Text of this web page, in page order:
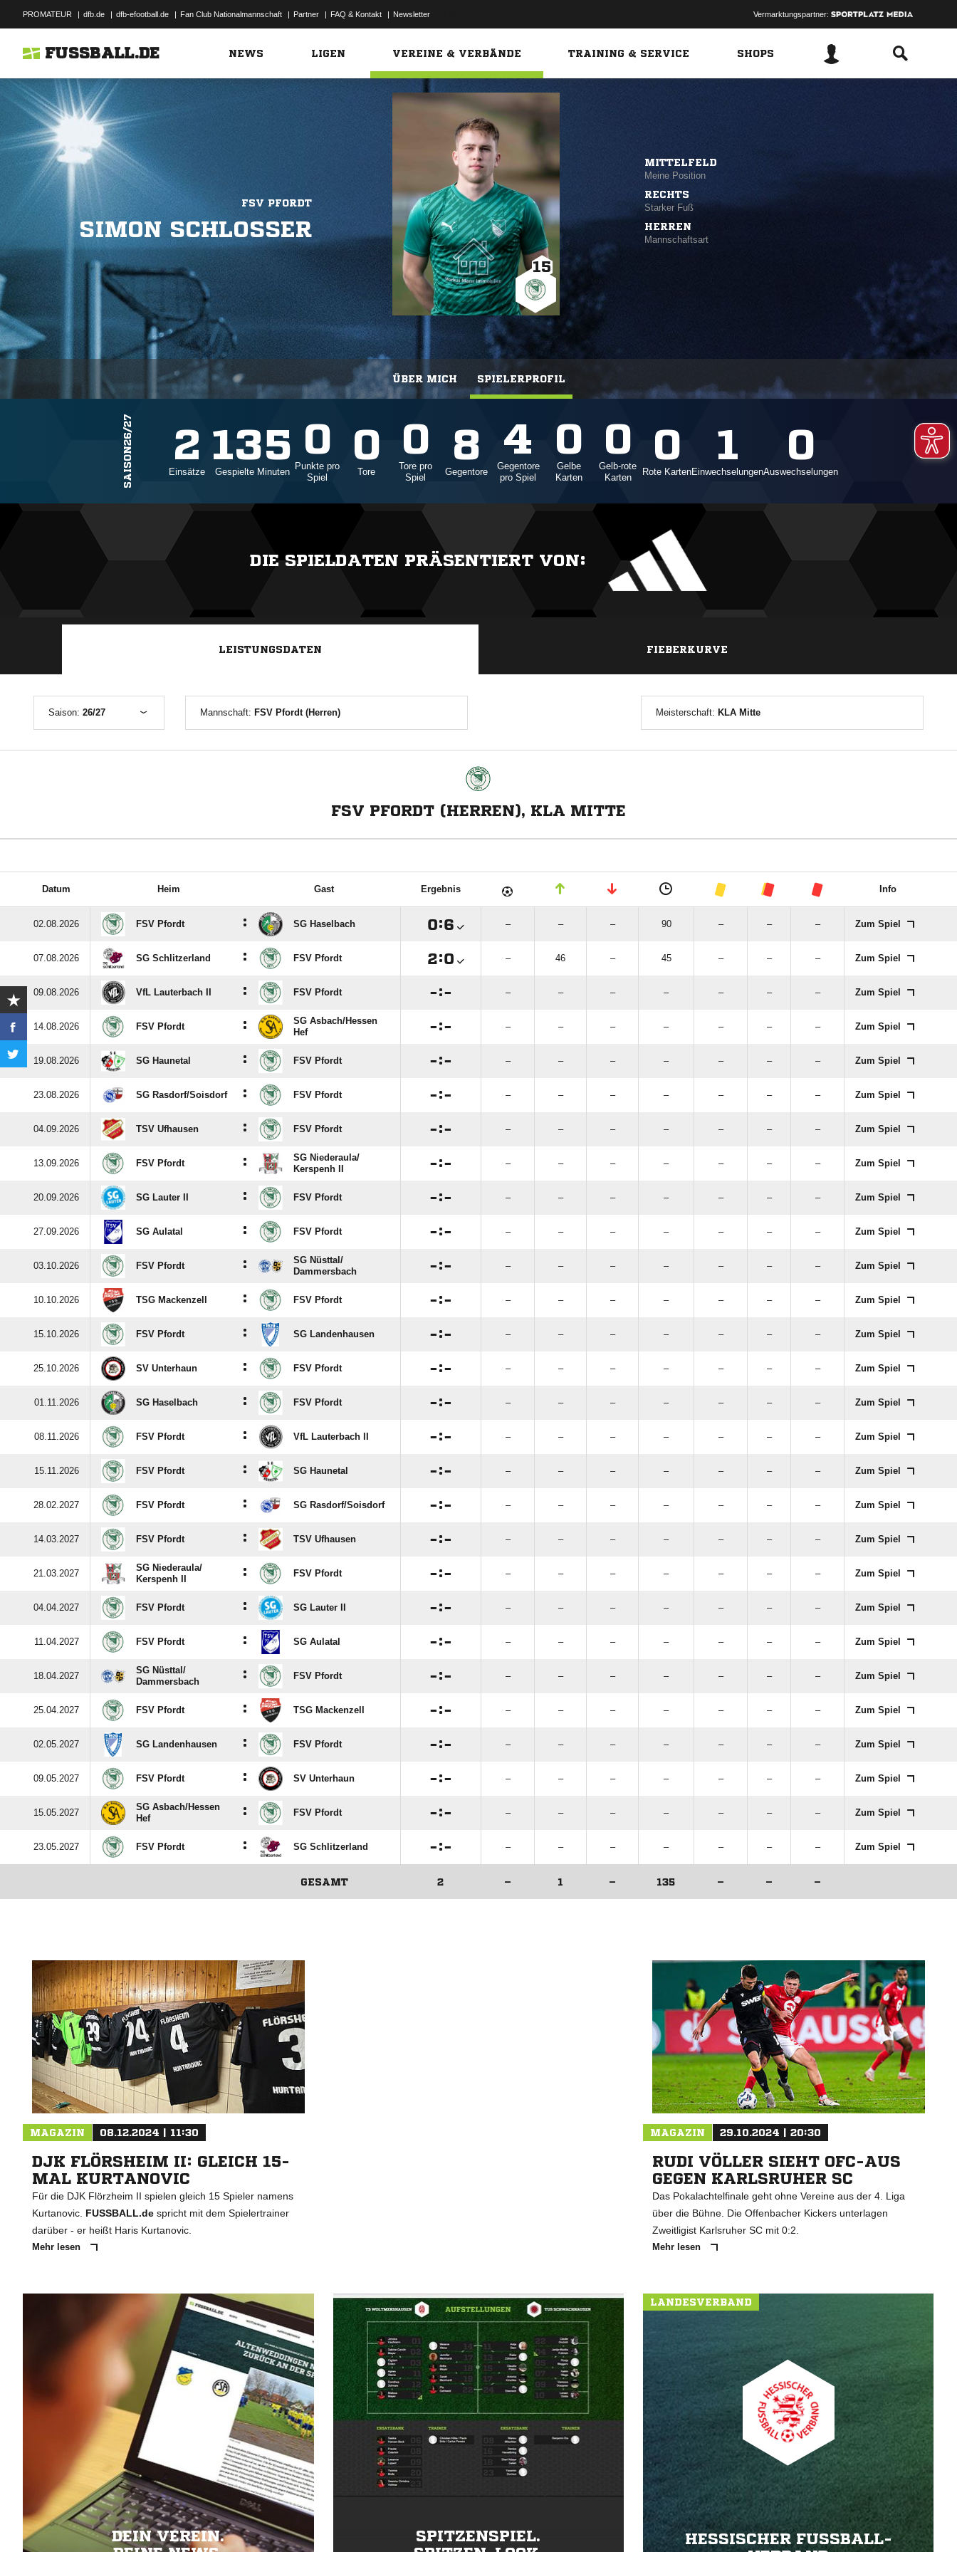
PROMATEUR | dfb.de | dfb-efootball.de | Fan Club Nationalmannschaft | Partner | FAQ & Kontakt | Newsletter Vermarktungspartner:
FUSSBALL.DE NEWS LIGEN VEREINE & VERBÄNDE TRAINING & SERVICE SHOPS
ÜBER MICH SPIELERPROFIL
FSV PFORDT
SIMON SCHLOSSER
15
MITTELFELD
Meine Position
RECHTS
Starker Fuß
HERREN
Mannschaftsart
SAISON26/27 2
Einsätze
135
Gespielte Minuten
0
Punkte pro
Spiel
0
Tore
0
Tore pro
Spiel
8
Gegentore
4
Gegentore
pro Spiel
0
Gelbe
Karten
0
Gelb-rote
Karten
0
Rote Karten
1
Einwechselungen
0
Auswechselungen
DIE SPIELDATEN PRÄSENTIERT VON:
LEISTUNGSDATEN FIEBERKURVE
Saison: 26/27 Mannschaft: FSV Pfordt (Herren) Meisterschaft: KLA Mitte
FSV PFORDT (HERREN), KLA MITTE
Datum Heim Gast Ergebnis Info
02.08.2026 FSV Pfordt : SG Haselbach : – – – 90 – – – Zum Spiel
07.08.2026 SG Schlitzerland : FSV Pfordt : – 46 – 45 – – – Zum Spiel
09.08.2026 VfL Lauterbach II : FSV Pfordt : – – – – – – – Zum Spiel
14.08.2026 FSV Pfordt :
SG Asbach/​Hessen
Hef
: – – – – – – – Zum Spiel
19.08.2026 SG Haunetal : FSV Pfordt : – – – – – – – Zum Spiel
23.08.2026 SG Rasdorf/​Soisdorf : FSV Pfordt : – – – – – – – Zum Spiel
04.09.2026 TSV Ufhausen : FSV Pfordt : – – – – – – – Zum Spiel
13.09.2026 FSV Pfordt :
SG Niederaula/​
Kerspenh II
: – – – – – – – Zum Spiel
20.09.2026 SG Lauter II : FSV Pfordt : – – – – – – – Zum Spiel
27.09.2026 SG Aulatal : FSV Pfordt : – – – – – – – Zum Spiel
03.10.2026 FSV Pfordt :
SG Nüsttal/​
Dammersbach
: – – – – – – – Zum Spiel
10.10.2026 TSG Mackenzell : FSV Pfordt : – – – – – – – Zum Spiel
15.10.2026 FSV Pfordt : SG Landenhausen : – – – – – – – Zum Spiel
25.10.2026 SV Unterhaun : FSV Pfordt : – – – – – – – Zum Spiel
01.11.2026 SG Haselbach : FSV Pfordt : – – – – – – – Zum Spiel
08.11.2026 FSV Pfordt : VfL Lauterbach II : – – – – – – – Zum Spiel
15.11.2026 FSV Pfordt : SG Haunetal : – – – – – – – Zum Spiel
28.02.2027 FSV Pfordt : SG Rasdorf/​Soisdorf : – – – – – – – Zum Spiel
14.03.2027 FSV Pfordt : TSV Ufhausen : – – – – – – – Zum Spiel
21.03.2027
SG Niederaula/​
Kerspenh II
: FSV Pfordt : – – – – – – – Zum Spiel
04.04.2027 FSV Pfordt : SG Lauter II : – – – – – – – Zum Spiel
11.04.2027 FSV Pfordt : SG Aulatal : – – – – – – – Zum Spiel
18.04.2027
SG Nüsttal/​
Dammersbach
: FSV Pfordt : – – – – – – – Zum Spiel
25.04.2027 FSV Pfordt : TSG Mackenzell : – – – – – – – Zum Spiel
02.05.2027 SG Landenhausen : FSV Pfordt : – – – – – – – Zum Spiel
09.05.2027 FSV Pfordt : SV Unterhaun : – – – – – – – Zum Spiel
15.05.2027
SG Asbach/​Hessen
Hef
: FSV Pfordt : – – – – – – – Zum Spiel
23.05.2027 FSV Pfordt : SG Schlitzerland : – – – – – – – Zum Spiel
GESAMT 2 – 1 – 135 – – –
MAGAZIN 08.12.2024 | 11:30
DJK FLÖRSHEIM II: GLEICH 15-
MAL KURTANOVIC
Für die DJK Flörzheim II spielen gleich 15 Spieler namens
Kurtanovic. FUSSBALL.de spricht mit dem Spielertrainer
darüber - er heißt Haris Kurtanovic.
Mehr lesen
MAGAZIN 29.10.2024 | 20:30
RUDI VÖLLER SIEHT OFC-AUS
GEGEN KARLSRUHER SC
Das Pokalachtelfinale geht ohne Vereine aus der 4. Liga
über die Bühne. Die Offenbacher Kickers unterlagen
Zweitligist Karlsruher SC mit 0:2.
Mehr lesen
DEIN VEREIN.
SPITZENSPIEL.
LANDESVERBAND
HESSISCHER FUSSBALL-V